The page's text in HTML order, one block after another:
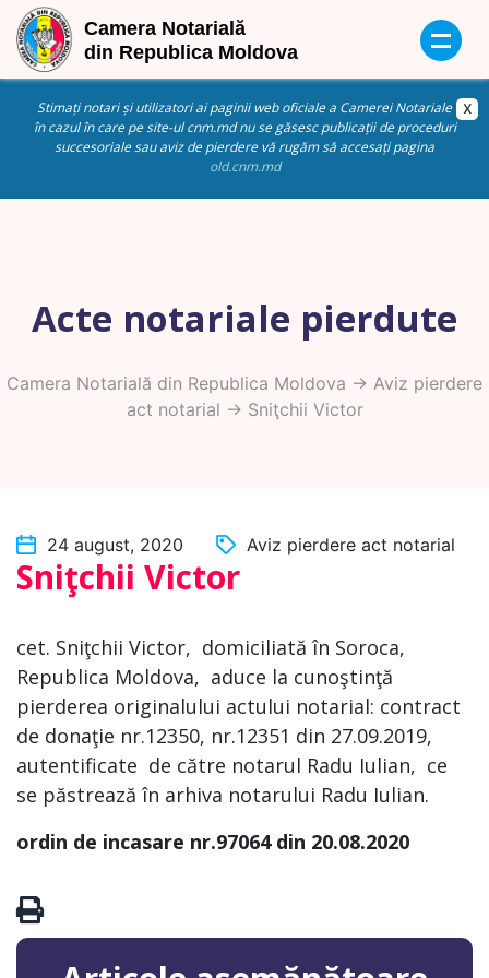
Stimați notari și utilizatori ai paginii web oficiale a Camerei Notariale
în cazul în care pe site-ul cnm.md nu se găsesc publicații de proceduri
succesoriale sau aviz de pierdere vă rugăm să accesați pagina
old.cnm.md
Acte notariale pierdute
Camera Notarială din Republica Moldova -> Aviz pierdere
act notarial -> Sniţchii Victor
24 august, 2020 Aviz pierdere act notarial
Sniţchii Victor
cet. Sniţchii Victor, domiciliată în Soroca,
Republica Moldova, aduce la cunoştinţă
pierderea originalului actului notarial: contract
de donaţie nr.12350, nr.12351 din 27.09.2019,
autentificate de către notarul Radu Iulian, ce
se păstrează în arhiva notarului Radu Iulian.
ordin de incasare nr.97064 din 20.08.2020